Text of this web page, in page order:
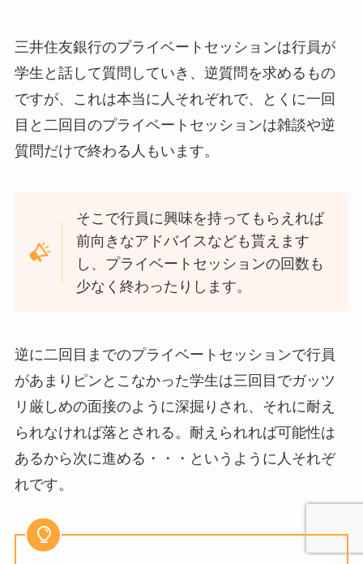
三井住友銀行のプライベートセッションは行員が
学生と話して質問していき、逆質問を求めるもの
ですが、これは本当に人それぞれで、とくに一回
目と二回目のプライベートセッションは雑談や逆
質問だけで終わる人もいます。
そこで行員に興味を持ってもらえれば
前向きなアドバイスなども貰えます
し、プライベートセッションの回数も
少なく終わったりします。
逆に二回目までのプライベートセッションで行員
があまりピンとこなかった学生は三回目でガッツ
リ厳しめの面接のように深掘りされ、それに耐え
られなければ落とされる。耐えられれば可能性は
あるから次に進める・・・というように人それぞ
れです。